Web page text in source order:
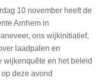
10 november heeft de
Arnhem in
ons wijkinitiatief,
laadpalen en
wijkenquête en het beleid
deze avond